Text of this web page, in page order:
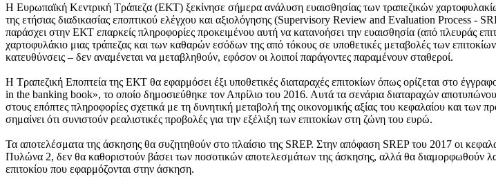
Η Ευρωπαϊκή Κεντρική Τράπεζα (ΕΚΤ) ξεκίνησε σήμερα ανάλυση ευαισθησίας των τραπεζικών
της ετήσιας διαδικασίας εποπτικού ελέγχου και αξιολόγησης (Supervisory Review and Evaluation Process
παράσχει στην ΕΚΤ επαρκείς πληροφορίες προκειμένου αυτή να κατανοήσει την ευαισθησία (από πλευράς
χαρτοφυλάκιο μιας τράπεζας και των καθαρών εσόδων της από τόκους σε υποθετικές μεταβολές των
κατευθύνσεις – δεν αναμένεται να μεταβληθούν, εφόσον οι λοιποί παράγοντες παραμένουν σταθεροί.
Η Τραπεζική Εποπτεία της ΕΚΤ θα εφαρμόσει έξι υποθετικές διαταραχές επιτοκίων όπως ορίζεται στο
in the banking book», το οποίο δημοσιεύθηκε τον Απρίλιο του 2016. Αυτά τα σενάρια διαταραχών
στους επόπτες πληροφορίες σχετικά με τη δυνητική μεταβολή της οικονομικής αξίας του κεφαλαίου και
σημαίνει ότι συνιστούν ρεαλιστικές προβολές για την εξέλιξη των επιτοκίων στη ζώνη του ευρώ.
Τα αποτελέσματα της άσκησης θα συζητηθούν στο πλαίσιο της SREP. Στην απόφαση SREP του 2017 οι
Πυλώνα 2, δεν θα καθοριστούν βάσει των ποσοτικών αποτελεσμάτων της άσκησης, αλλά θα διαμορφωθούν
επιτοκίου που εφαρμόζονται στην άσκηση.